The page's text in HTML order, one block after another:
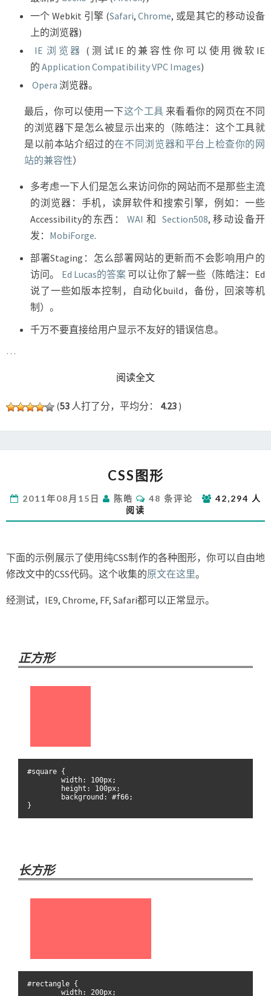
一个 Webkit 引擎 (Safari,Chrome, 或是其它的移动设备
上的浏览器)
IE 浏览器 (测试IE的兼容性你可以使用微软IE
的 Application Compatibility VPC Images)
Opera 浏览器。
最后，你可以使用一下这个工具 来看看你的网页在不同
的浏览器下是怎么被显示出来的（陈皓注：这个工具就
是以前本站介绍过的在不同浏览器和平台上检查你的网
站的兼容性）
多考虑一下人们是怎么来访问你的网站而不是那些主流
的浏览器：手机，读屏软件和搜索引擎，例如：一些
Accessibility的东西：WAI 和Section508, 移动设备开
发： MobiForge.
部署Staging：怎么部署网站的更新而不会影响用户的
访问。 Ed Lucas的答案 可以让你了解一些（陈皓注：Ed
说了一些如版本控制，自动化build，备份，回滚等机
制）。
千万不要直接给用户显示不友好的错误信息。
…
阅读全文READ MORE
(53 人打了分，平均分： 4.23 )
图
CSS图形
2011年08月15日 陈皓
评
论
48 条评论
42,294 人
阅读
下面的示例展示了使用纯CSS制作的各种图形，你可以自由地
修改文中的CSS代码。这个收集的原文在这里。
经测试，IE9, Chrome, FF, Safari都可以正常显示。
正方形
长方形